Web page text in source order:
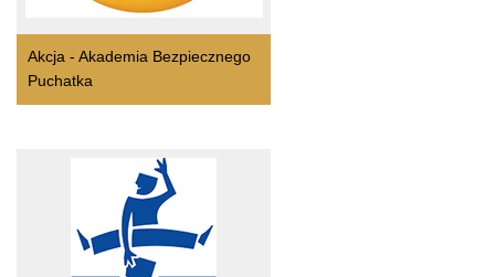
Akcja - Akademia Bezpiecznego
Puchatka